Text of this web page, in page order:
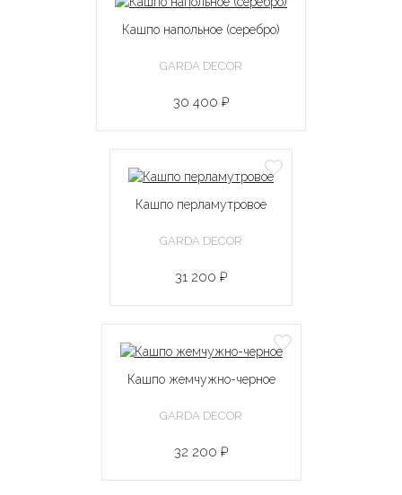
Кашпо напольное (серебро)
GARDA DECOR
30 400 ₽
Кашпо перламутровое
GARDA DECOR
31 200 ₽
Кашпо жемчужно-черное
GARDA DECOR
32 200 ₽